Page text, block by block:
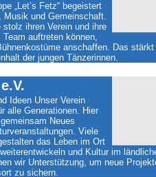
„Let’s Fetz“ begeistert
Musik und Gemeinschaft.
ihren Verein und ihre
auftreten können,
anschaffen. Das stärkt
der jungen Tänzerinnen.
Ideen Unser Verein
alle Generationen. Hier
Neues
Viele
das Leben im Ort
und Kultur im
wir Unterstützung, um neue
zu sichern.